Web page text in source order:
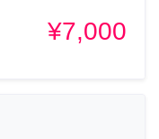
¥7,000